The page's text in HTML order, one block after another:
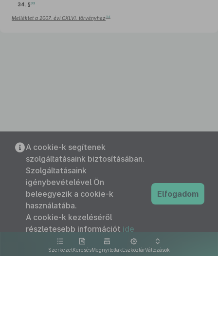
34. §33
Melléklet a 2007. évi CXLVI. törvényhez 34
SzerkezetKeresésMegnyitottakEszköztárVáltozások
A cookie-k segítenek
szolgáltatásaink biztosításában.
Szolgáltatásaink
igénybevételével Ön
beleegyezik a cookie-k
használatába.
A cookie-k kezeléséről
részletesebb információt ide
kattintva olvashat.
Elfogadom